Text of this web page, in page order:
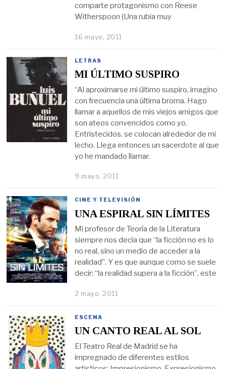
comparte protagonismo con Reese
Witherspoon (Una rubia muy
16 mayo, 2011
LETRAS
MI ÚLTIMO SUSPIRO
“Al aproximarse mi último suspiro, imagino
con frecuencia una última broma. Hago
llamar a aquellos de mis viejos amigos que
son ateos convencidos como yo.
Entristecidos, se colocan alrededor de mi
lecho. Llega entonces un sacerdote al que
yo he mandado llamar.
9 mayo, 2011
CINE Y TELEVISIÓN
UNA ESPIRAL SIN LÍMITES
Mi profesor de Teoría de la Literatura
siempre nos decía que “la ficción no es lo
no real, sino un medio de acceder a la
realidad”. Y es que aunque como se suele
decir: “la realidad supera a la ficción”, este
2 mayo, 2011
ESCENA
UN CANTO REAL AL SOL
El Teatro Real de Madrid se ha
impregnado de diferentes estilos